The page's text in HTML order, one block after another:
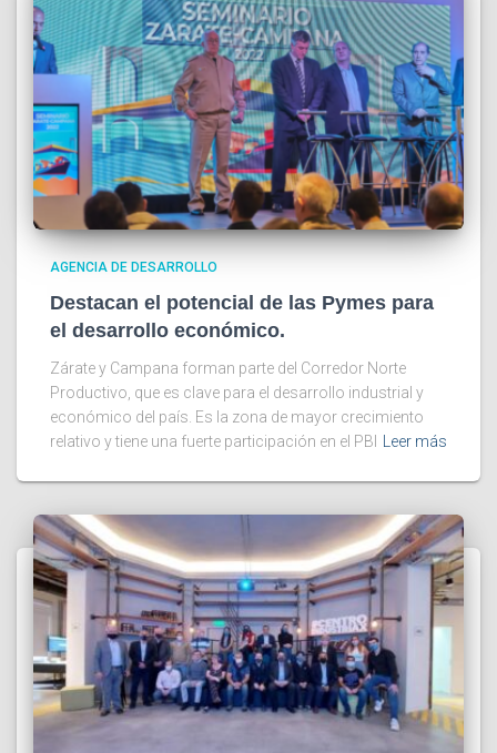
AGENCIA DE DESARROLLO
Destacan el potencial de las Pymes para
el desarrollo económico.
Zárate y Campana forman parte del Corredor Norte
Productivo, que es clave para el desarrollo industrial y
económico del país. Es la zona de mayor crecimiento
relativo y tiene una fuerte participación en el PBI
Leer más